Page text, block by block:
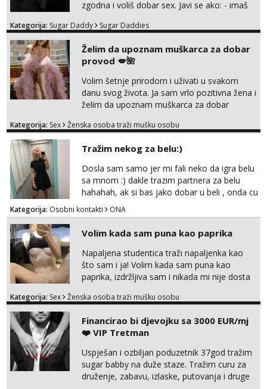
tel:0,93€ - mob:1,12€ min
Anđela
064/677-677
- Kod: #142
tel:0,93€ - mob:1,12€ min
zgodna i voliš dobar sex. Javi se ako: - imaš
kosu - se dobro ljubiš - si fleksibilna s
dostupna radnim danom (vikendi i noći su za
obitelj) - vodiš brigu o zdravlju i koristiš
zaštitu Ne javljajte se: - debele - frajeri i
paro...
Kategorija: Sugar Daddy Sugar Daddies
Želim da upoznam muškarca za dobar
provod 💋🌺
Volim šetnje prirodom i uživati u svakom
danu svog života. Ja sam vrlo pozitivna žena i
želim da upoznam muškarca za dobar
na link ispod i nadji me tamo, cekam te!
Kategorija: Sex Ženska osoba traži mušku osobu
Tražim nekog za belu:)
Dosla sam samo jer mi fali neko da igra belu
sa mnom :) dakle trazim partnera za belu
hahahah, ak si bas jako dobar u beli , onda cu
razmislit za dalje Klikni na link ispod i nadji me
tamo, cekam te!
Kategorija: Osobni kontakti ONA
Volim kada sam puna kao paprika
Napaljena studentica traži napaljenka kao
što sam i ja! Volim kada sam puna kao
paprika, izdržljiva sam i nikada mi nije dosta
bilo kad i bilo gdje zato se javi što prije da
tamo, cekam te!
Kategorija: Sex Ženska osoba traži mušku osobu
Financirao bi djevojku sa 3000 EUR/mj
❤️ VIP Tretman
Uspješan i ozbiljan poduzetnik 37god tražim
sugar babby na duže staze. Tražim curu za
druženje, zabavu, izlaske, putovanja i druge